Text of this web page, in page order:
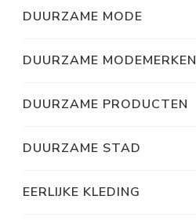
DUURZAME MODE
DUURZAME MODEMERKEN
DUURZAME PRODUCTEN
DUURZAME STAD
EERLIJKE KLEDING